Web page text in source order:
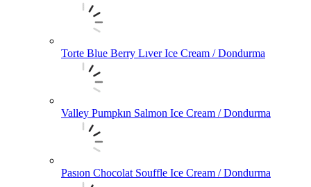
Torte Blue Berry Lıver Ice Cream / Dondurma
Valley Pumpkın Salmon Ice Cream / Dondurma
Pasıon Chocolat Souffle Ice Cream / Dondurma